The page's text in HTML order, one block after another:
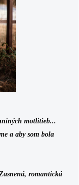
motlitieb...
a aby som bola
romantická